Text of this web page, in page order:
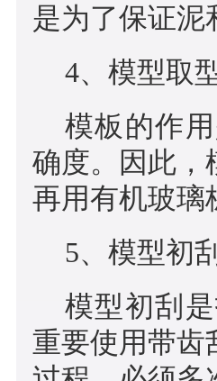
是为了保证泥
4、模型取
模板的作
确度。因此，
再用有机玻璃
5、模型初
模型初刮
重要使用带齿